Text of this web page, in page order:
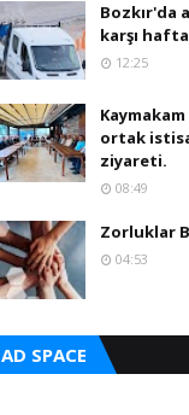
Bozkır'da
karşı
12:25
ortak
ziyareti.
08:49
Zorluklar
04:53
AD SPACE